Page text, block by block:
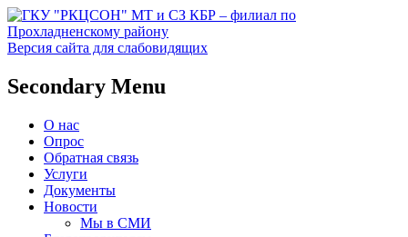
ГКУ "РКЦСОН" МТ и СЗ
КБР – филиал по
Прохладненскому району
Прохладненском районе
Версия сайта для слабовидящих
Secondary Menu
О нас
Опрос
Обратная связь
Услуги
Документы
Новости
Мы в СМИ